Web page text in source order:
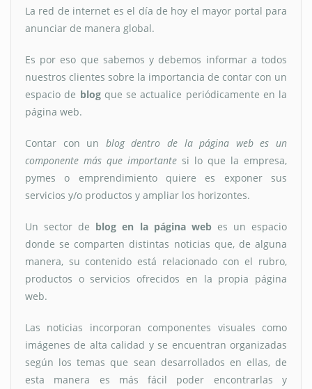
La red de internet es el día de hoy el mayor portal para
anunciar de manera global.
Es por eso que sabemos y debemos informar a todos
nuestros clientes sobre la importancia de contar con un
espacio de blog que se actualice periódicamente en la
página web.
Contar con un blog dentro de la página web es un
componente más que importante si lo que la empresa,
pymes o emprendimiento quiere es exponer sus
servicios y/o productos y ampliar los horizontes.
Un sector de blog en la página web es un espacio
donde se comparten distintas noticias que, de alguna
manera, su contenido está relacionado con el rubro,
productos o servicios ofrecidos en la propia página
web.
Las noticias incorporan componentes visuales como
imágenes de alta calidad y se encuentran organizadas
según los temas que sean desarrollados en ellas, de
esta manera es más fácil poder encontrarlas y